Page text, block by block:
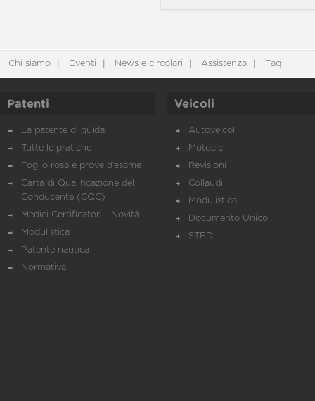
Chi siamo Eventi News e circolari Assistenza Faq
Patenti
La patente di guida
Tutte le pratiche
Foglio rosa e prove d’esame
Carta di Qualificazione del
Conducente (CQC)
Medici Certificatori - Novità
Modulistica
Patente nautica
Normativa
Veicoli
Autoveicoli
Motocicli
Revisioni
Collaudi
Modulistica
Documento Unico
STED